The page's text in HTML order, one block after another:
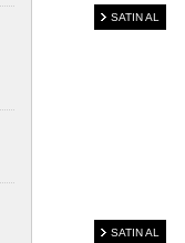
SATIN AL
SATIN AL